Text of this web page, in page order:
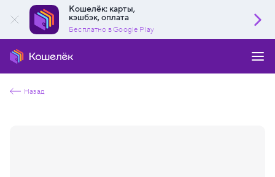
Кошелёк: карты,
кэшбэк, оплата
Бесплатно в Google Play
Назад